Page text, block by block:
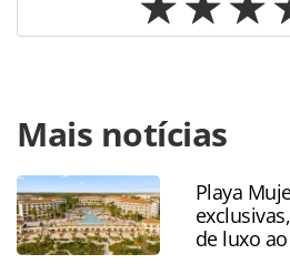
https://www.panrotas.com.br/
estatisticas/2020/06/em-quais-
novo-coronavirus-pode-ser-
ferramentas oferecidas na
produzido pela PANROTAS
legislação brasileira sobre direito
Mais notícias
Playa
de luxo